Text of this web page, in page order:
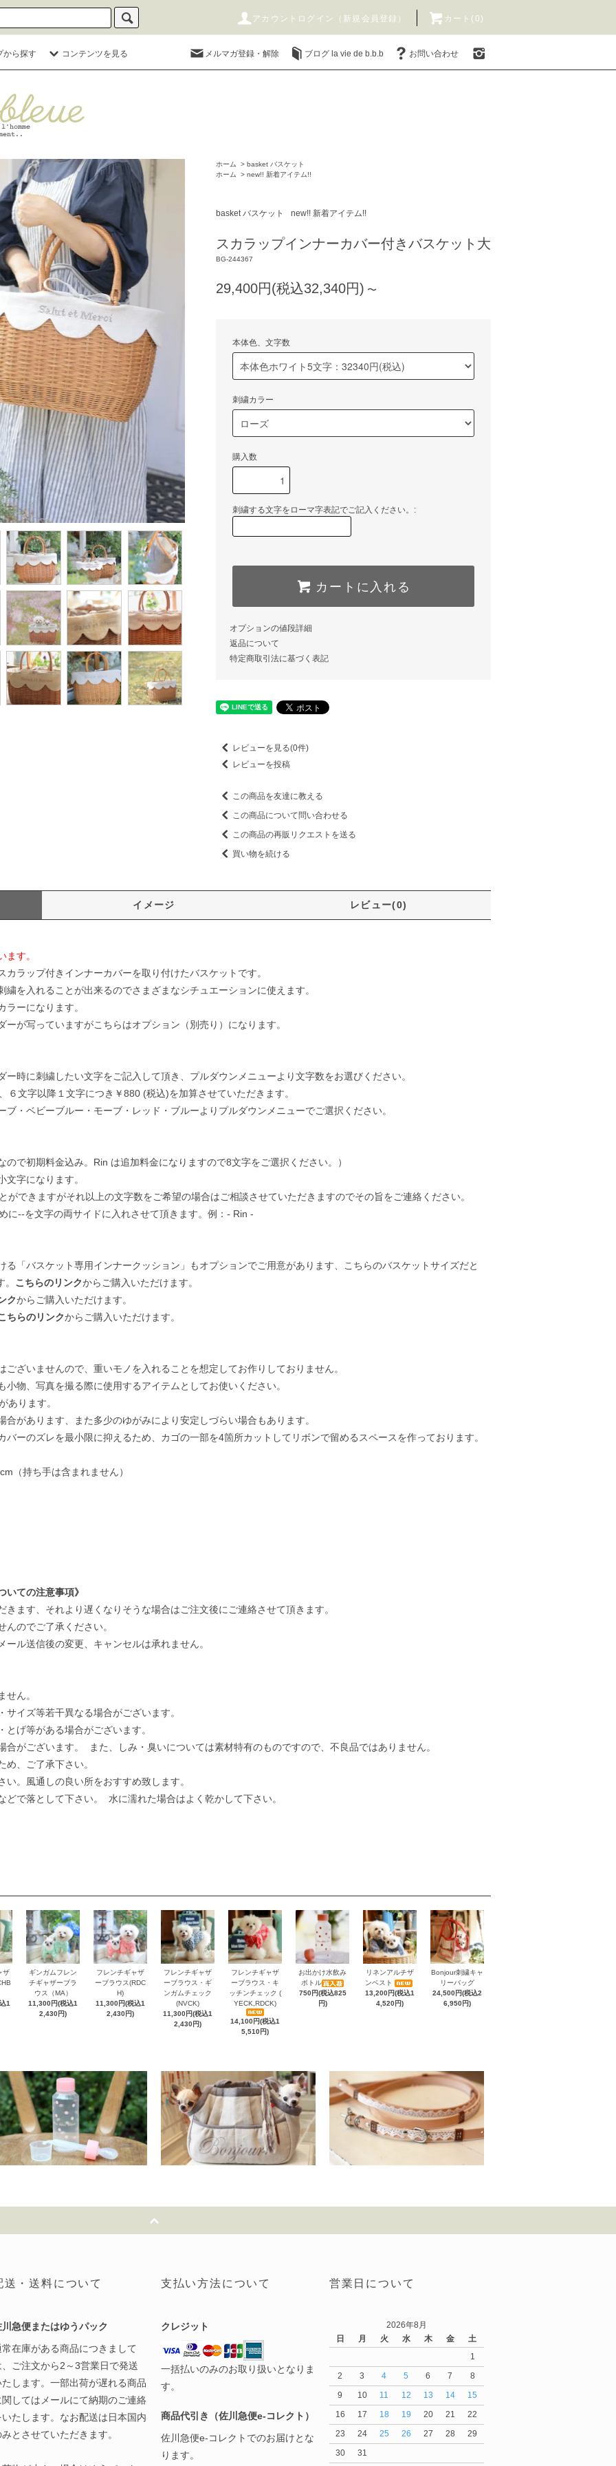
アカウントログイン（新規会員登録） カート(0)
から探す コンテンツを見る メルマガ登録・解除 ブログ la vie de b.b.b お問い合わせ
ホーム > basket バスケット
ホーム
> new!! 新着アイテム!!
basket バスケット new!! 新着アイテム!!
スカラップインナーカバー付きバスケット大
BG-244367
29,400円(税込32,340円) 〜
本体色、文字数
刺繍カラー
購入数
刺繍する文字をローマ字表記でご記入ください。:
カートに入れる
オプションの値段詳細
返品について
特定商取引法に基づく表記
レビューを見る(0件)
レビューを投稿
この商品を友達に教える
この商品について問い合わせる
この商品の再販リクエストを送る
買い物を続ける
イメージ レビュー(0)
す。
ラップ付きインナーカバーを取り付けたバスケットです。
を入れることが出来るのでさまざまなシチュエーションに使えます。
ーになります。
が写っていますがこちらはオプション（別売り）になります。
時に刺繍したい文字をご記入して頂き、プルダウンメニューより文字数をお選びください。
文字以降１文字につき￥880 (税込)を加算させていただきます。
・ベビーブルー・モーブ・レッド・ブルーよりプルダウンメニューでご選択ください。
で初期料金込み。Rin は追加料金になりますので8文字をご選択ください。）
字になります。
ができますがそれ以上の文字数をご希望の場合はご相談させていただきますのでその旨をご連絡ください。
に--を文字の両サイドに入れさせて頂きます。例：- Rin -
る「バスケット専用インナークッション」もオプションでご用意があります、こちらのバスケットサイズだと
こちらのリンクからご購入いただけます。
クからご購入いただけます。
ちらのリンクからご購入いただけます。
ざいませんので、重いモノを入れることを想定してお作りしておりません。
物、写真を撮る際に使用するアイテムとしてお使いください。
あります。
があります、また多少のゆがみにより安定しづらい場合もあります。
ーのズレを最小限に抑えるため、カゴの一部を4箇所カットしてリボンで留めるスペースを作っております。
（持ち手は含まれません）
いての注意事項》
ます、それより遅くなりそうな場合はご注文後にご連絡させて頂きます。
のでご了承ください。
ル送信後の変更、キャンセルは承れません。
ん。
イズ等若干異なる場合がございます。
げ等がある場合がございます。
がございます。 また、しみ・臭いについては素材特有のものですので、不良品ではありません。
、ご了承下さい。
。風通しの良い所をおすすめ致します。
で落として下さい。 水に濡れた場合はよく乾かして下さい。
ザ
1
ギンガムフレン
チギャザーブラ
ウス（MA）
11,300円(税込1
2,430円)
フレンチギャザ
ーブラウス(RDC
H)
11,300円(税込1
2,430円)
フレンチギャザ
ーブラウス・ギ
ンガムチェック
(NVCK)
11,300円(税込1
2,430円)
フレンチギャザ
ーブラウス・キ
ッチンチェック (
YECK,RDCK)
14,100円(税込1
5,510円)
お出かけ水飲み
ボトル
750円(税込825
円)
リネンアルチザ
ンベスト
13,200円(税込1
4,520円)
Bonjour刺繍キャ
リーバッグ
24,500円(税込2
6,950円)
送・送料について
川急便またはゆうパック
常在庫がある商品につきまして
、ご注文から2～3営業日で発送
たします。一部出荷が遅れる商品
関してはメールにて納期のご連絡
いたします。なお配送は日本国内
とさせていただきます。
支払い方法について
クレジット
一括払いのみのお取り扱いとなりま
す。
商品代引き（佐川急便e-コレクト）
佐川急便e-コレクトでのお届けとな
ります。
営業日について
2026年8月
日
月 火 水 木 金
土
1
2
3 4 5 6 7
8
9
10 11 12 13 14
15
16
17 18 19 20 21
22
23
24 25 26 27 28
29
30
31